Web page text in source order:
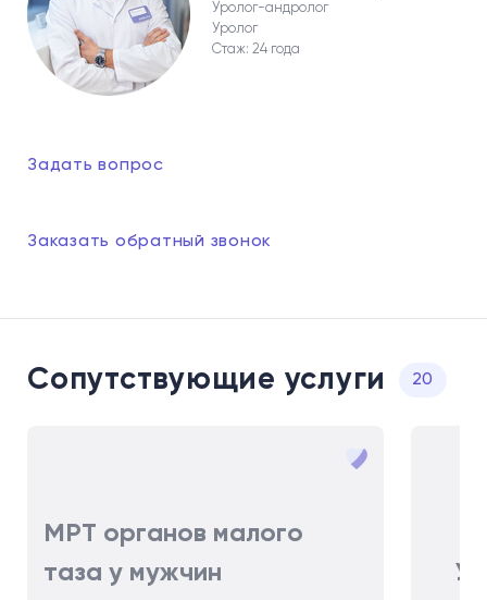
Уролог-андролог
Уролог
Стаж: 24 года
Задать вопрос
Заказать обратный звонок
Сопутствующие услуги 20
МРТ органов малого
таза у мужчин